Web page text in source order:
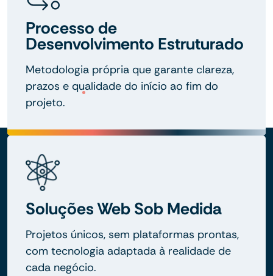
Processo de
Desenvolvimento Estruturado
Metodologia própria que garante clareza,
prazos e qualidade do início ao fim do
projeto.
Soluções Web Sob Medida
Projetos únicos, sem plataformas prontas,
com tecnologia adaptada à realidade de
cada negócio.